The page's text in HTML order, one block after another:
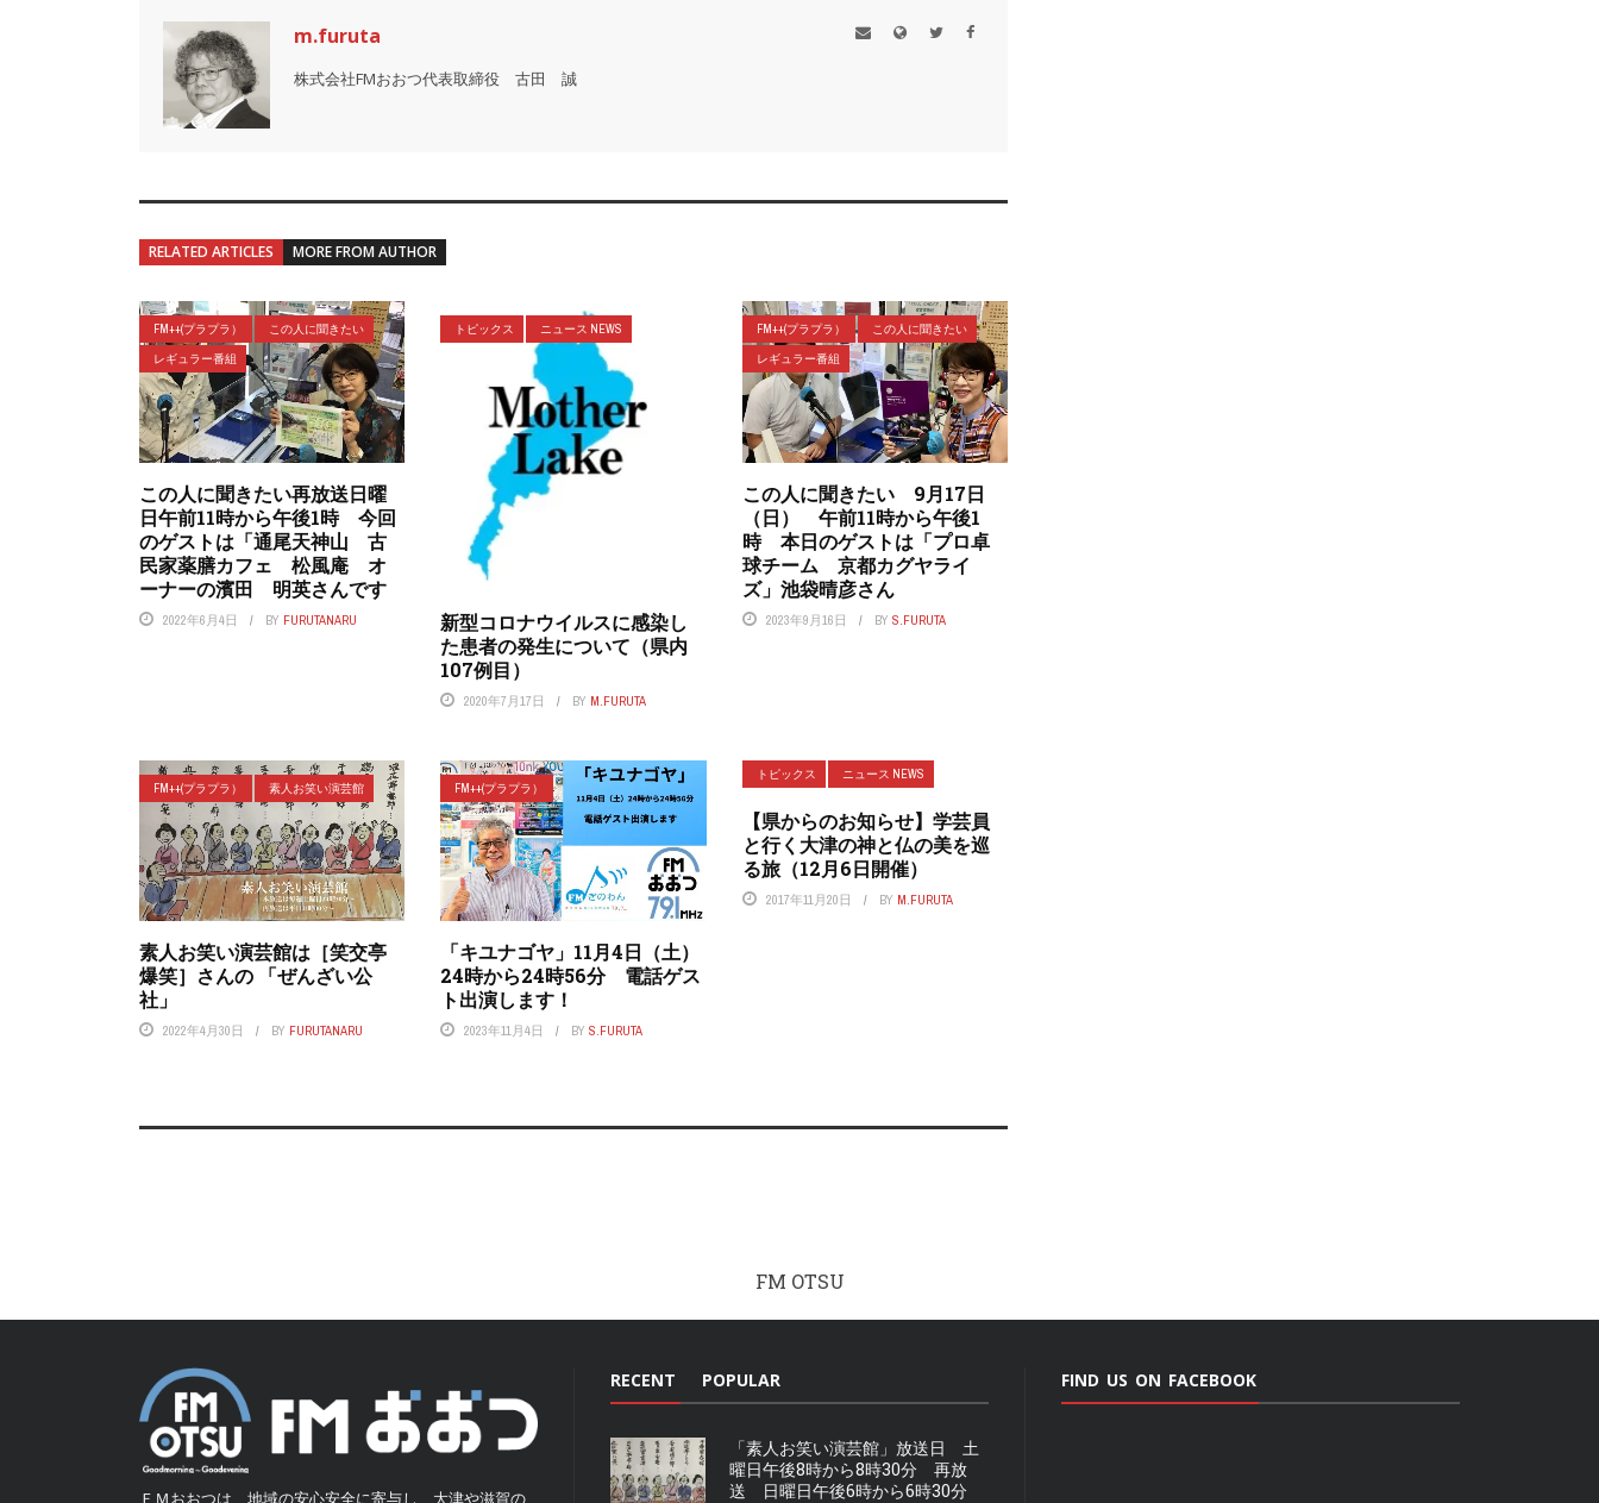
m.furuta
株式会社FMおおつ代表取締役 古田 誠
RELATED ARTICLES MORE FROM AUTHOR
FM++(プラプラ）
この人に聞きたい
レギュラー番組
この人に聞きたい再放送日曜
日午前11時から午後1時 今回
のゲストは「通尾天神山 古
民家薬膳カフェ 松風庵 オ
ーナーの濱田 明英さんです
2022年6月4日 BY FURUTANARU
トピックス ニュース NEWS
新型コロナウイルスに感染し
た患者の発生について（県内
107例目）
2020年7月17日 BY M.FURUTA
FM++(プラプラ）
この人に聞きたい
レギュラー番組
この人に聞きたい 9月17日
（日） 午前11時から午後1
時 本日のゲストは「プロ卓
球チーム 京都カグヤライ
ズ」池袋晴彦さん
2023年9月16日 BY S.FURUTA
FM++(プラプラ） 素人お笑い演芸館
素人お笑い演芸館は［笑交亭
爆笑］さんの 「ぜんざい公
社」
2022年4月30日 BY FURUTANARU
FM++(プラプラ）
「キユナゴヤ」11月4日（土）
24時から24時56分 電話ゲス
ト出演します！
2023年11月4日 BYS.FURUTA
トピックス ニュース NEWS
【県からのお知らせ】学芸員
と行く大津の神と仏の美を巡
る旅（12月6日開催）
2017年11月20日 BY M.FURUTA
FM OTSU
ＦＭおおつは、地域の安心安全に寄与し、大津や滋賀の
RECENT POPULAR
「素人お笑い演芸館」放送日 土
曜日午後8時から8時30分 再放
送 日曜日午後6時から6時30分
FIND US ON FACEBOOK